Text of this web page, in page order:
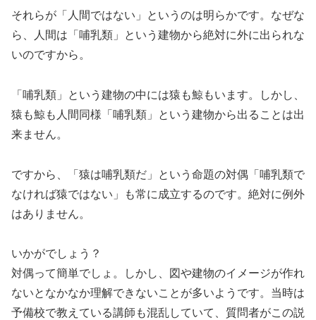
それらが「人間ではない」というのは明らかです。なぜな
ら、人間は「哺乳類」という建物から絶対に外に出られな
いのですから。
「哺乳類」という建物の中には猿も鯨もいます。しかし、
猿も鯨も人間同様「哺乳類」という建物から出ることは出
来ません。
ですから、「猿は哺乳類だ」という命題の対偶「哺乳類で
なければ猿ではない」も常に成立するのです。絶対に例外
はありません。
いかがでしょう？
対偶って簡単でしょ。しかし、図や建物のイメージが作れ
ないとなかなか理解できないことが多いようです。当時は
予備校で教えている講師も混乱していて、質問者がこの説